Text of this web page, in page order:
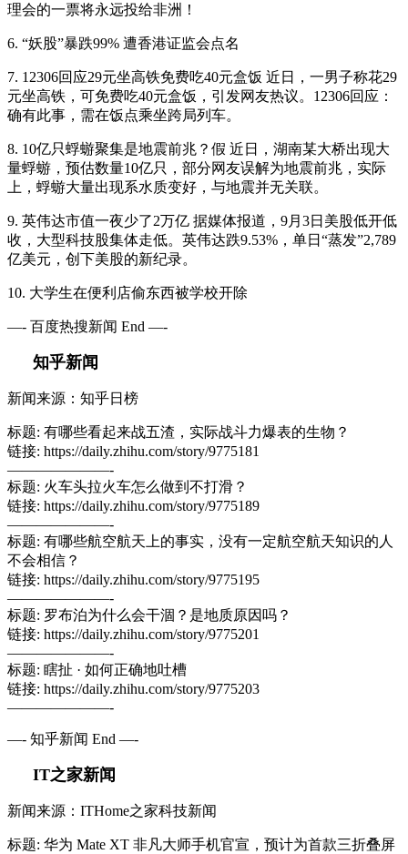
理会的一票将永远投给非洲！
6. “妖股”暴跌99% 遭香港证监会点名
7. 12306回应29元坐高铁免费吃40元盒饭 近日，一男子称花29
元坐高铁，可免费吃40元盒饭，引发网友热议。12306回应：
确有此事，需在饭点乘坐跨局列车。
8. 10亿只蜉蝣聚集是地震前兆？假 近日，湖南某大桥出现大
量蜉蝣，预估数量10亿只，部分网友误解为地震前兆，实际
上，蜉蝣大量出现系水质变好，与地震并无关联。
9. 英伟达市值一夜少了2万亿 据媒体报道，9月3日美股低开低
收，大型科技股集体走低。英伟达跌9.53%，单日“蒸发”2,789
亿美元，创下美股的新纪录。
10. 大学生在便利店偷东西被学校开除
—- 百度热搜新闻 End —-
知乎新闻
新闻来源：知乎日榜
标题: 有哪些看起来战五渣，实际战斗力爆表的生物？
链接: https://daily.zhihu.com/story/9775181
———————-
标题: 火车头拉火车怎么做到不打滑？
链接: https://daily.zhihu.com/story/9775189
———————-
标题: 有哪些航空航天上的事实，没有一定航空航天知识的人
不会相信？
链接: https://daily.zhihu.com/story/9775195
———————-
标题: 罗布泊为什么会干涸？是地质原因吗？
链接: https://daily.zhihu.com/story/9775201
———————-
标题: 瞎扯 · 如何正确地吐槽
链接: https://daily.zhihu.com/story/9775203
———————-
—- 知乎新闻 End —-
IT之家新闻
新闻来源：ITHome之家科技新闻
标题: 华为 Mate XT 非凡大师手机官宣，预计为首款三折叠屏